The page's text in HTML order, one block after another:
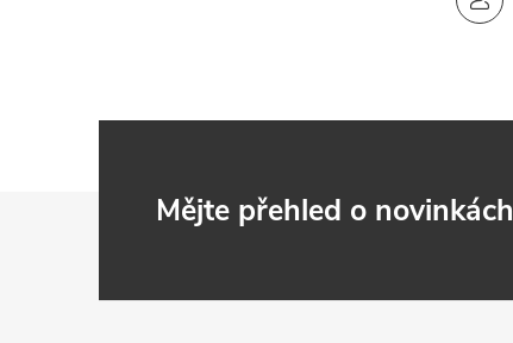
Mějte přehled o novinkách